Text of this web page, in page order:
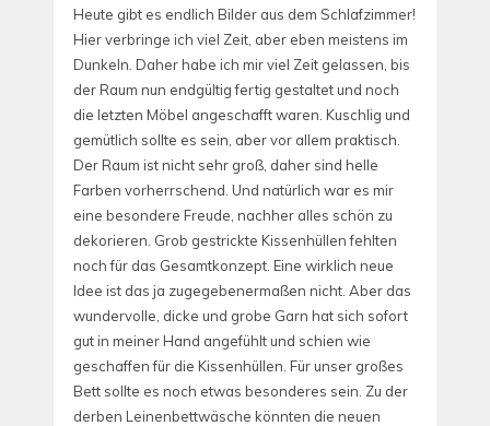
Heute gibt es endlich Bilder aus dem Schlafzimmer!
Hier verbringe ich viel Zeit, aber eben meistens im
Dunkeln. Daher habe ich mir viel Zeit gelassen, bis
der Raum nun endgültig fertig gestaltet und noch
die letzten Möbel angeschafft waren. Kuschlig und
gemütlich sollte es sein, aber vor allem praktisch.
Der Raum ist nicht sehr groß, daher sind helle
Farben vorherrschend. Und natürlich war es mir
eine besondere Freude, nachher alles schön zu
dekorieren. Grob gestrickte Kissenhüllen fehlten
noch für das Gesamtkonzept. Eine wirklich neue
Idee ist das ja zugegebenermaßen nicht. Aber das
wundervolle, dicke und grobe Garn hat sich sofort
gut in meiner Hand angefühlt und schien wie
geschaffen für die Kissenhüllen. Für unser großes
Bett sollte es noch etwas besonderes sein. Zu der
derben Leinenbettwäsche könnten die neuen